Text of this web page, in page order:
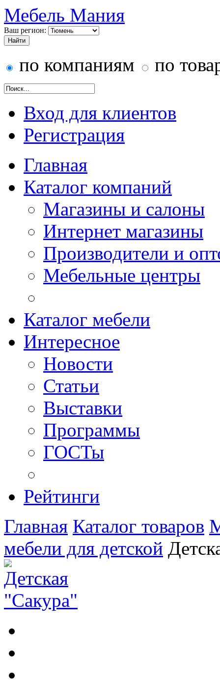
Мебель Мания
Ваш регион:
по компаниям по
Вход для клиентов
Регистрация
Главная
Каталог компаний
Магазины и салоны
Интернет магазины
Производители и
Мебельные центры
Каталог мебели
Интересное
Новости
Статьи
Выставки
Программы
ГОСТы
Рейтинги
Главная Каталог товаров
мебели для детской